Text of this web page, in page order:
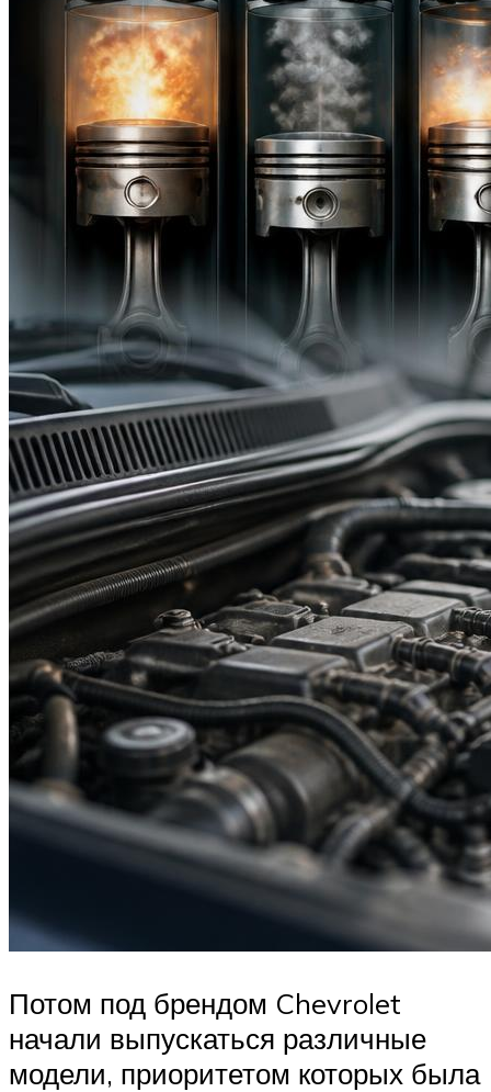
Потом под брендом Chevrolet
начали выпускаться различные
модели, приоритетом которых была